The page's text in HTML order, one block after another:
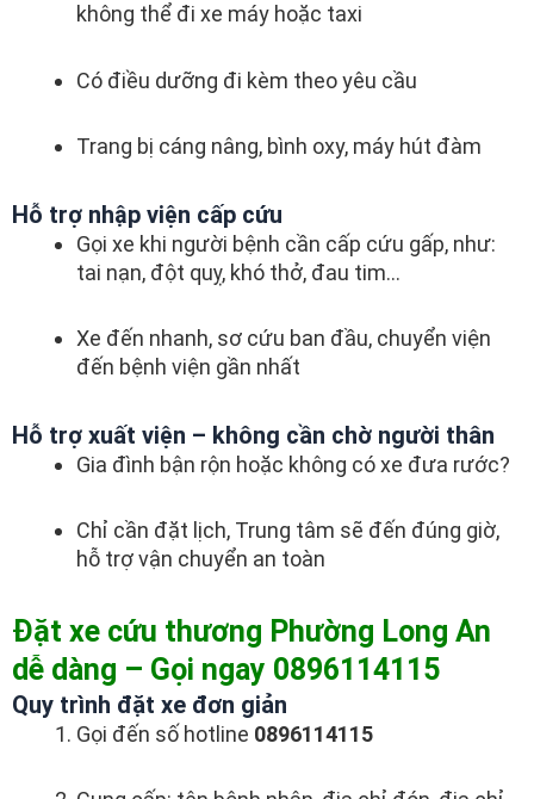
không thể đi xe máy hoặc taxi
Có điều dưỡng đi kèm theo yêu cầu
Trang bị cáng nâng, bình oxy, máy hút đàm
Hỗ trợ nhập viện cấp cứu
Gọi xe khi người bệnh cần cấp cứu gấp, như:
tai nạn, đột quỵ, khó thở, đau tim…
Xe đến nhanh, sơ cứu ban đầu, chuyển viện
đến bệnh viện gần nhất
Hỗ trợ xuất viện – không cần chờ người thân
Gia đình bận rộn hoặc không có xe đưa rước?
Chỉ cần đặt lịch, Trung tâm sẽ đến đúng giờ,
hỗ trợ vận chuyển an toàn
Đặt xe cứu thương Phường Long An
dễ dàng – Gọi ngay 0896114115
Quy trình đặt xe đơn giản
Gọi đến số hotline 0896114115